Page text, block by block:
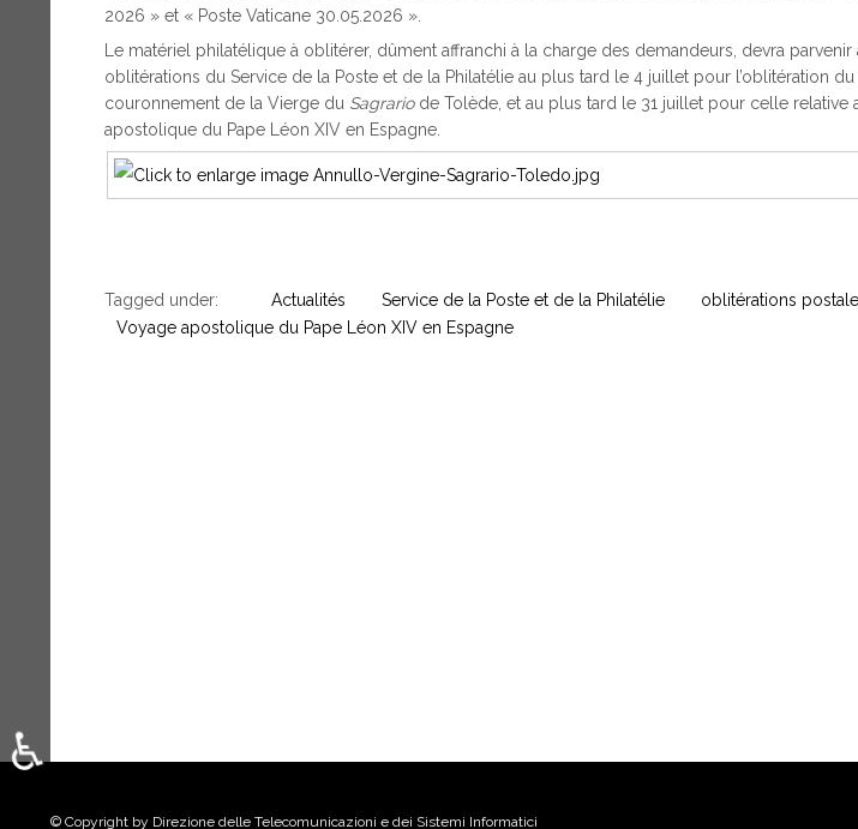
2026 » et « Poste Vaticane 30.05.2026 ».
Le matériel philatélique à oblitérer, dûment affranchi à la charge des demandeurs, devra parvenir
oblitérations du Service de la Poste et de la Philatélie au plus tard le 4 juillet pour l’oblitération du
couronnement de la Vierge du Sagrariode Tolède, et au plus tard le 31 juillet pour celle relative
apostolique du Pape Léon XIV en Espagne.
Tagged under: Actualités Service de la Poste et de la Philatélie
oblitérations
Voyage apostolique du Pape Léon XIV en Espagne
© Copyright by Direzione delle Telecomunicazioni e dei Sistemi Informatici